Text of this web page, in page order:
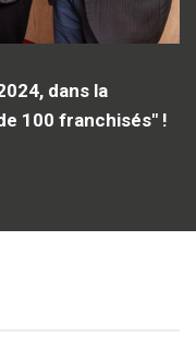
dans la
100 franchisés" !